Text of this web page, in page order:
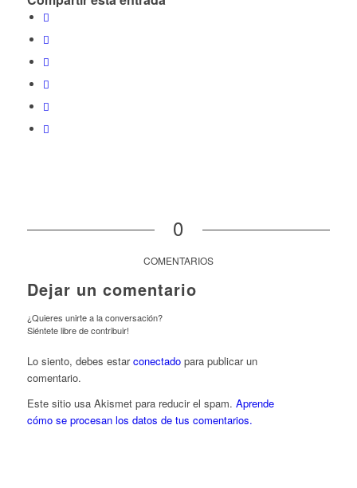
0
COMENTARIOS
Dejar un comentario
¿Quieres unirte a la conversación?
Siéntete libre de contribuir!
Lo siento, debes estarconectadopara publicar un
comentario.
Este sitio usa Akismet para reducir el spam. Aprende
cómo se procesan los datos de tus comentarios.